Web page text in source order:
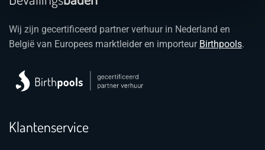
Wij zijn gecertificeerd partner verhuur in Nederland en
België van Europees marktleider en importeur Birthpools.
Klantenservice